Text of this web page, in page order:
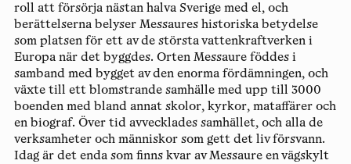
roll att försörja nästan halva Sverige med el, och
berättelserna belyser Messaures historiska betydelse
som platsen för ett av de största vattenkraftverken i
Europa när det byggdes. Orten Messaure föddes i
samband med bygget av den enorma fördämningen, och
växte till ett blomstrande samhälle med upp till 3000
boenden med bland annat skolor, kyrkor, mataffärer och
en biograf. Över tid avvecklades samhället, och alla de
verksamheter och människor som gett det liv försvann.
Idag är det enda som finns kvar av Messaure en vägskylt